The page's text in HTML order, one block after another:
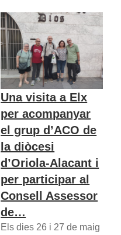
Una visita a Elx
per acompanyar
el grup d’ACO de
la diòcesi
d’Oriola-Alacant i
per participar al
Consell Assessor
de…
Els dies 26 i 27 de maig